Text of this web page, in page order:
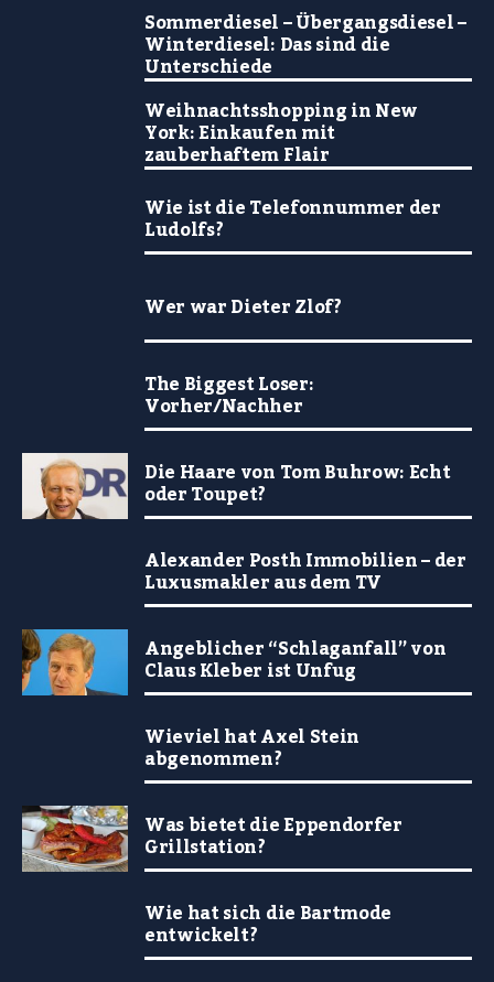
Sommerdiesel – Übergangsdiesel –
Winterdiesel: Das sind die
Unterschiede
Weihnachtsshopping in New
York: Einkaufen mit
zauberhaftem Flair
Wie ist die Telefonnummer der
Ludolfs?
Wer war Dieter Zlof?
The Biggest Loser:
Vorher/Nachher
Die Haare von Tom Buhrow: Echt
oder Toupet?
Alexander Posth Immobilien – der
Luxusmakler aus dem TV
Angeblicher “Schlaganfall” von
Claus Kleber ist Unfug
Wieviel hat Axel Stein
abgenommen?
Was bietet die Eppendorfer
Grillstation?
Wie hat sich die Bartmode
entwickelt?